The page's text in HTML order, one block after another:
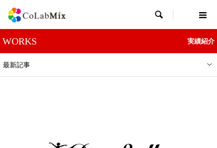

WORKS 実績紹介
最新記事